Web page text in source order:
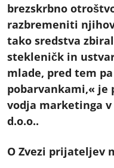
brezskrbno
razbremeniti
tako sredstva
stekleničk in
mlade, pred tem
pobarvankami,« je
vodja marketinga v
d.o.o..
O Zvezi prijateljev